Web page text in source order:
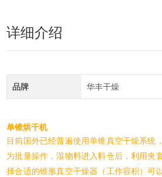
详细介绍
品牌 华丰干燥
单锥烘干机
目前国外已经普遍使用单锥真空干燥系统
为批量操作，湿物料进入料仓后，利用夹
择合适的锥形真空干燥器（工作容积）可